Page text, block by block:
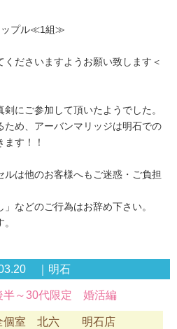
ル≪1組≫
ださいますようお願い致します＜
にご参加して頂いたようでした。
め、アーバンマリッジは明石での
す！！
は他のお客様へもご迷惑・ご負担
などのご行為はお辞め下さい。
｜明石
半～30代限定 婚活編
全個室 北六 明石店